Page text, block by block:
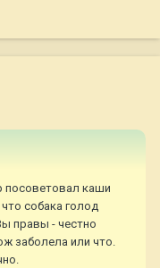
посоветовал каши
собака голод
правы - честно
заболела или что.